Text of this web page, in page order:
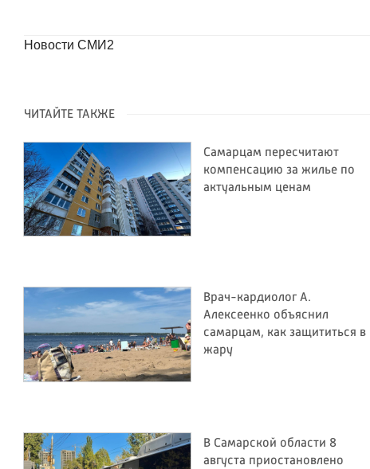
Новости СМИ2
ЧИТАЙТЕ ТАКЖЕ
Самарцам пересчитают
компенсацию за жилье по
актуальным ценам
Врач-кардиолог А.
Алексеенко объяснил
самарцам, как защититься в
жару
В Самарской области 8
августа приостановлено